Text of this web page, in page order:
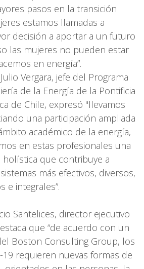
pasos en la transición
estamos llamadas a
decisión a aportar a un futuro
las mujeres no pueden estar
en energía”.
Vergara, jefe del Programa
de la Energía de la Pontificia
de Chile, expresó "llevamos
una participación ampliada
académico de la energía,
en estas profesionales una
holística que contribuye a
más efectivos, diversos,
e integrales”.
Santelices, director ejecutivo
que “de acuerdo con un
Boston Consulting Group, los
requieren nuevas formas de